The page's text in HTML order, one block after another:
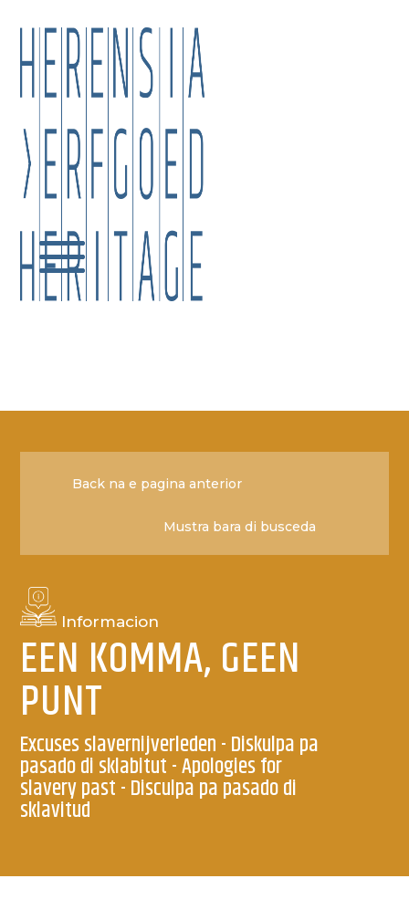
Back na e pagina anterior
Informacion
EEN KOMMA, GEEN
PUNT
Excuses slavernijverleden - Diskulpa pa
pasado di sklabitut - Apologies for
slavery past - Disculpa pa pasado di
sklavitud